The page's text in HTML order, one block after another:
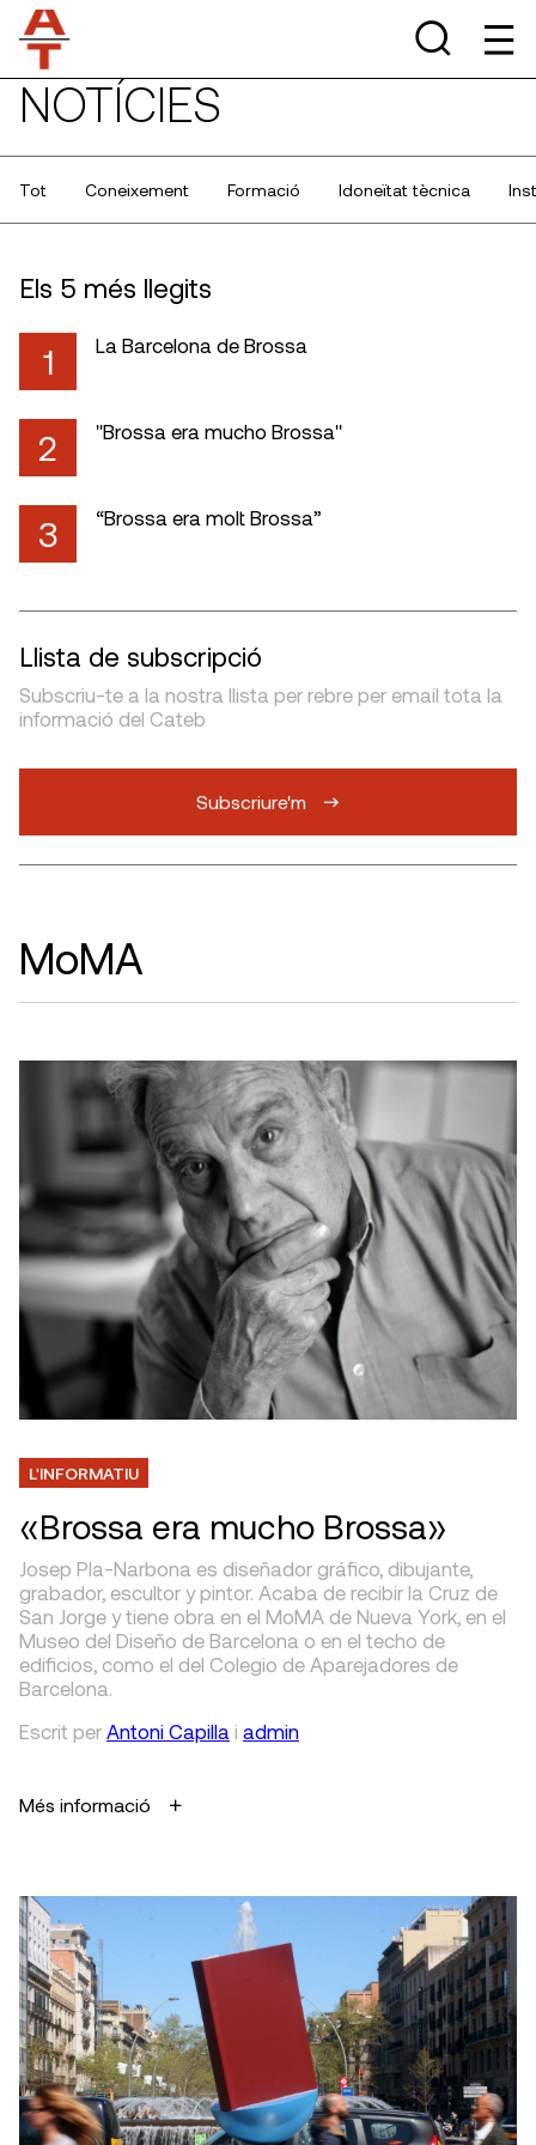
NOTÍCIES
Tot Coneixement Formació Idoneïtat tècnica
Els 5 més llegits
1 La Barcelona de Brossa
2 "Brossa era mucho Brossa"
3 “Brossa era molt Brossa”
Llista de subscripció
Subscriu-te a la nostra llista per rebre per email tota la
informació del Cateb
Subscriure'm
MoMA
L'INFORMATIU
«Brossa era mucho Brossa»
Josep Pla-Narbona es diseñador gráfico, dibujante,
grabador, escultor y pintor. Acaba de recibir la Cruz de
San Jorge y tiene obra en el MoMA de Nueva York, en el
Museo del Diseño de Barcelona o en el techo de
edificios, como el del Colegio de Aparejadores de
Barcelona.
Escrit per Antoni Capilla i admin
Més informació